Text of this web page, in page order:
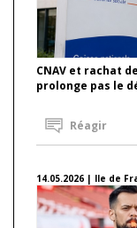
CNAV et rachat
prolonge pas le
Réagir
14.05.2026 | Ile de